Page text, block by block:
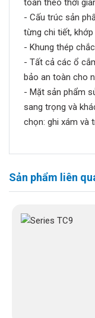
toàn theo thời
- Cấu trúc sản
từng chi tiết,
- Khung thép
- Tất cả các ổ
bảo an toàn cho
- Mặt sản phẩm
sang trọng và
chọn: ghi xám và
Sản phẩm liên